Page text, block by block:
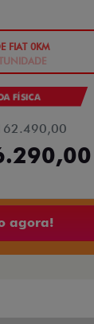
FÍSICA
agora!